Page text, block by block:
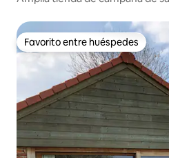
Favorito entre huéspedes
Favorito entre huéspedes